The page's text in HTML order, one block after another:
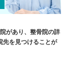
があり、整骨院の詳
先を見つけることが